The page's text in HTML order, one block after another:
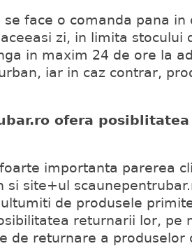
se face o comanda pana
zi, in limita stocului
in maxim 24 de ore la
iar in caz contrar,
ofera
importanta parerea
si site+ul
de produsele
returnarii lor, pe
de returnare a produselor